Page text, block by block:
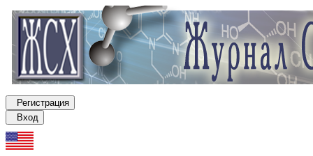
Регистрация
Вход